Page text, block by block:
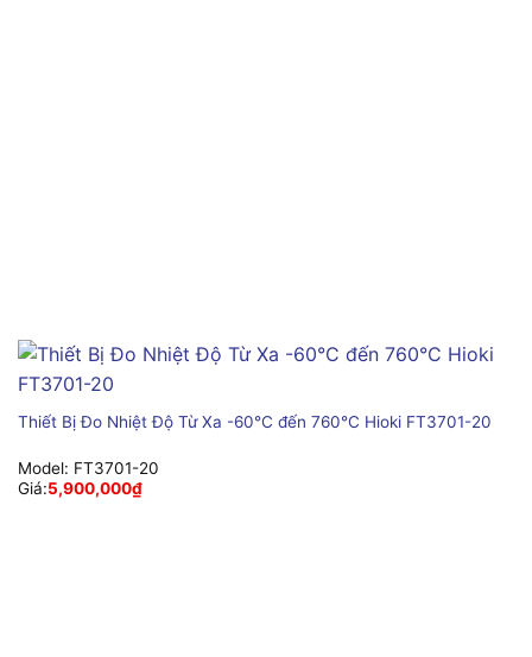
Thiết Bị Đo Nhiệt Độ Từ Xa -60°C đến 760°C Hioki FT3701-20
Model: FT3701-20
Giá:5,900,000₫